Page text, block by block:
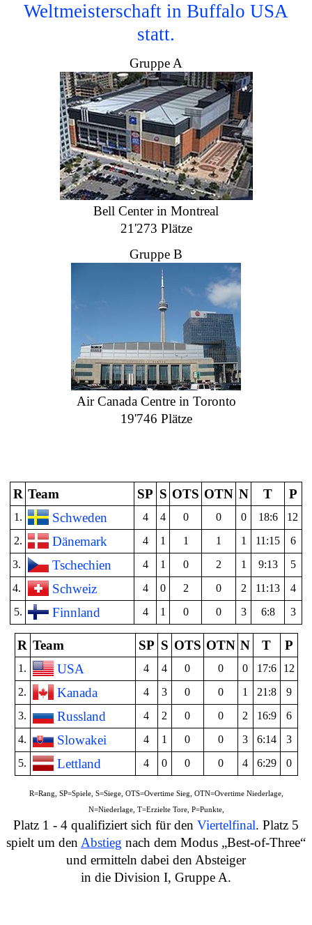
Weltmeisterschaft in Buffalo USA
statt.
Gruppe A
Bell Center in Montreal
21'273 Plätze
Gruppe B
Air Canada Centre in Toronto
19'746 Plätze
R Team SP S OTS OTN N T P
1. Schweden 4 4 0 0 0 18:6
12
2.
Dänemark 4 1 1 1 1 11:15
6
3.
Tschechien 4 1 0 2 1 9:13
5
4.
Schweiz 4 0 2 0 2 11:13
4
5.
Finnland 4 1 0 0 3 6:8 3
R Team SP S OTS OTN N T P
1. USA 4 4 0 0 0 17:6
12
2.
Kanada 4 3 0 0 1 21:8
9
3.
Russland 4 2 0 0 2 16:9
6
4.
Slowakei 4 1 0 0 3 6:14
3
5.
Lettland 4 0 0 0 4 6:29 0
R=Rang, SP=Spiele, S=Siege, OTS=Overtime Sieg, OTN=Overtime Niederlage,
N=Niederlage, T=Erzielte Tore, P=Punkte,
Platz 1 - 4 qualifiziert sich für den Viertelfinal. Platz 5
spielt um den Abstieg nach dem Modus „Best-of-Three“
und ermitteln dabei den Absteiger
in die Division I, Gruppe A.